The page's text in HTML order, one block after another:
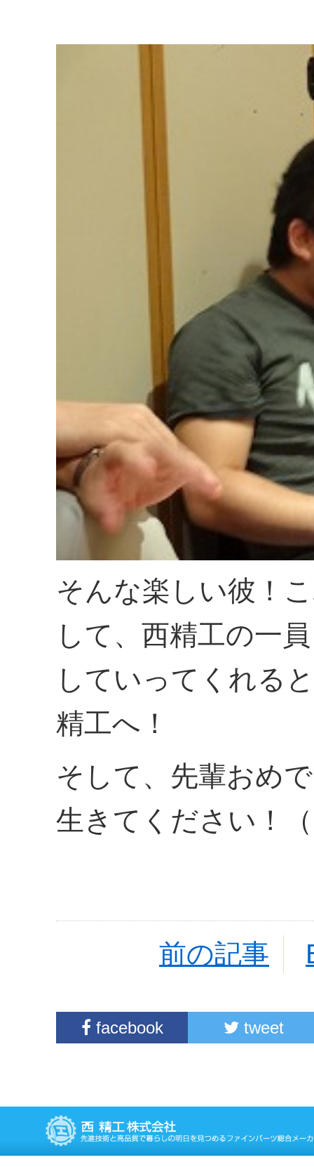
そんな楽しい彼！
して、西精工の一
していってくれる
精工へ！
そして、先輩おめ
生きてください！
前の記事
facebook tweet